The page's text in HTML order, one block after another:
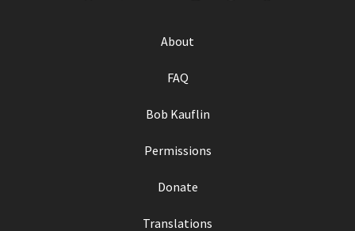
About
FAQ
Bob Kauflin
Permissions
Donate
Translations